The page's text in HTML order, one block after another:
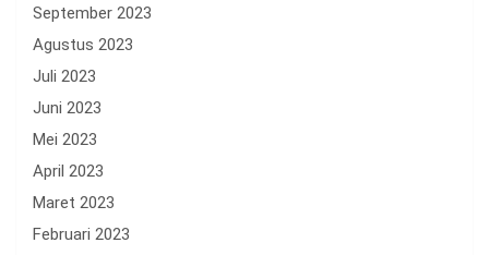
September 2023
Agustus 2023
Juli 2023
Juni 2023
Mei 2023
April 2023
Maret 2023
Februari 2023